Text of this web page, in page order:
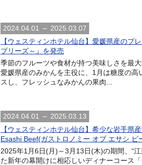
2024.04.01 ～ 2025.03.07
【ウェスティンホテル仙台】愛媛県産のプ
ブリーズ～』を発売
季節のフルーツや食材が持つ美味しさを最
愛媛県産のみかんを主役に、1月は糖度の
スし、フレッシュなみかんの果肉...
2024.04.01 ～ 2025.03.13
【ウェスティンホテル仙台】希少な岩手県
Esashi Beef(ガストロノミー オブ エサシ ビ
2025年1月6日(月)～3月13日(木)の期間、“
た新年の幕開けに相応しいディナーコース